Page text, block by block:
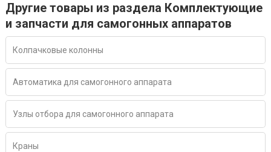
Другие товары из раздела Комплектующие
и запчасти для самогонных аппаратов
Колпачковые колонны
Автоматика для самогонного аппарата
Узлы отбора для самогонного аппарата
Краны